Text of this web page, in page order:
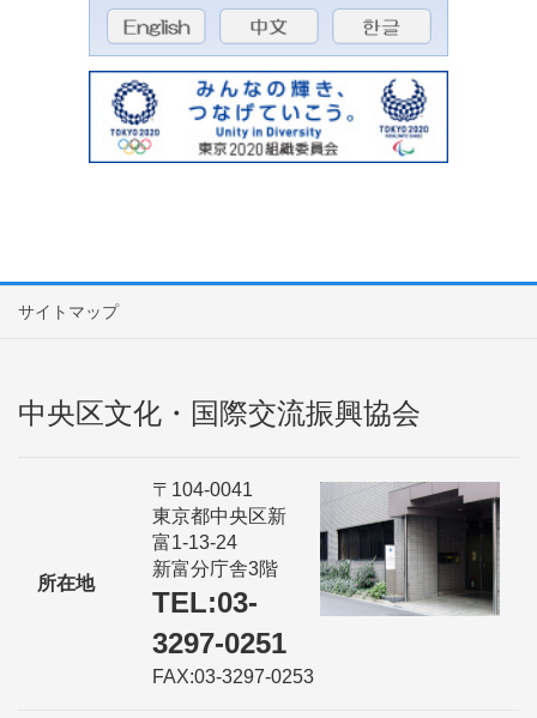
サイトマップ
中央区文化・国際交流振興協会
所在地
〒104-0041
東京都中央区新
富1-13-24
新富分庁舎3階
TEL:03-
3297-0251
FAX:03-3297-0253